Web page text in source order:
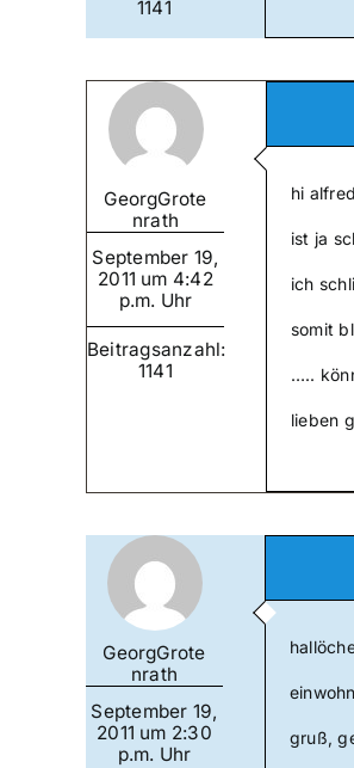
1141
GeorgGrote
nrath
September 19,
2011 um 4:42
p.m. Uhr
Beitragsanzahl:
1141
hi
ist ja
ich
somit
…..
lieben
GeorgGrote
nrath
September 19,
2011 um 2:30
p.m. Uhr
gruß,